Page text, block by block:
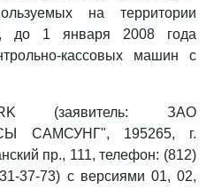
на территории
до 1 января 2008 года
кассовых машин с
(заявитель: ЗАО
САМСУНГ", 195265, г.
пр., 111, телефон: (812)
37-73) с версиями 01, 02,